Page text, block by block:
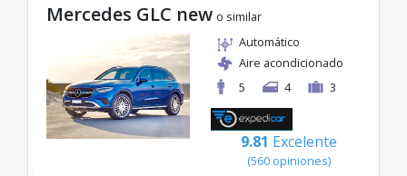
Mercedes GLC new o similar
Automático
Aire acondicionado
5
4 3
9.81 Excelente
(560 opiniones)